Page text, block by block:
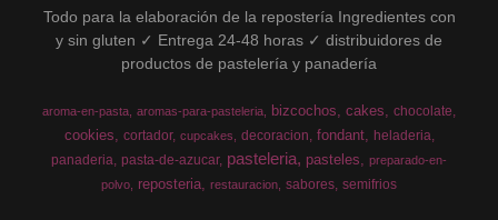
Todo para la elaboración de la repostería Ingredientes con
y sin gluten ✓ Entrega 24-48 horas ✓ distribuidores de
productos de pastelería y panadería
aroma-en-pasta aromas-para-pasteleria bizcochos cakes chocolate
cookies cortador cupcakes decoracion fondant
heladeria
panaderia pasta-de-azucar pasteleria pasteles
preparado-en-
polvo
reposteria restauracion sabores semifrios